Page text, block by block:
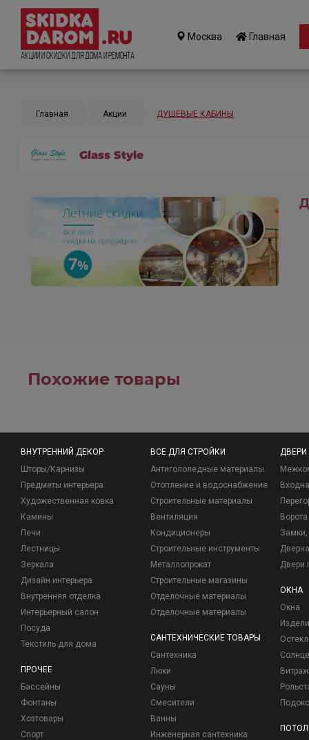
Акции и Скидки для дома и ремонта
Москва Главная
Главная Акции ДУШЕВЫЕ КАБИНЫ
Glass Style
Похожие товары
ВНУТРЕННИЙ ДЕКОР
Шторы/Карнизы
Предметы интерьера
Художественная ковка
Камины
Печи
Лестницы
Зеркала
Дизайн интерьера
Внутренняя отделка
Интерьерный салон
Посуда
Текстиль для дома
ПРОЧЕЕ
Бассейны
Фонтаны
Хозтовары
Спорт
ВСЕ ДЛЯ СТРОЙКИ
Антигололедные материалы
Отопление и водоснабжение
Строительные материалы
Вентиляция
Кондиционеры
Строительные инструменты
Металлопрокат
Строительные магазины
Отделочные материалы
Отделочные материалы
САНТЕХНИЧЕСКИЕ ТОВАРЫ
Сантехника
Люки
Сауны
Смесители
Ванны
Инженерная сантехника
ДВЕРИ
Ворота
Замки,
Двери
ОКНА
Окна